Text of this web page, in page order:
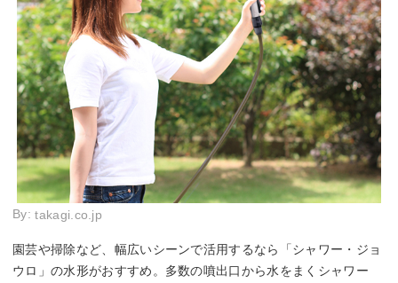
By:takagi.co.jp
園芸や掃除など、幅広いシーンで活用するなら「シャワー・ジョ
ウロ」の水形がおすすめ。多数の噴出口から水をまくシャワー